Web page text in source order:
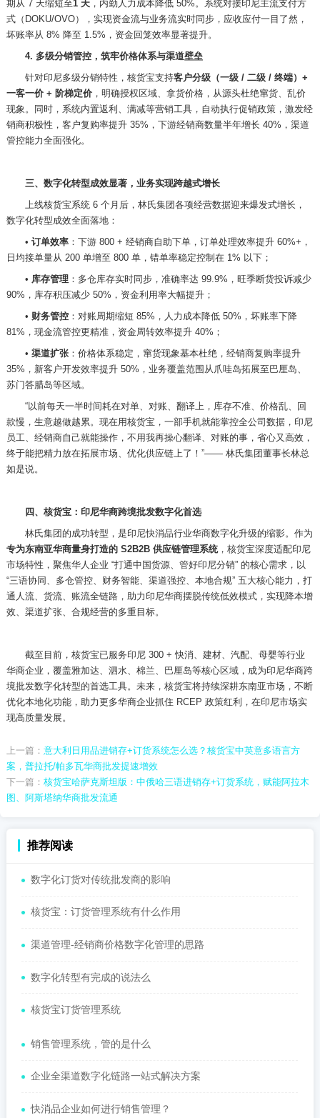
期从 7 天缩短至 1 天，内勤人力成本降低 50%。系统对接印尼主流支付方
式（DOKU/OVO），实现资金流与业务流实时同步，应收应付一目了然，
坏账率从 8% 降至 1.5%，资金回笼效率显著提升。
4. 多级分销管控，筑牢价格体系与渠道壁垒
针对印尼多级分销特性，核货宝支持客户分级（一级 / 二级 / 终端）+
一客一价 + 阶梯定价，明确授权区域、拿货价格，从源头杜绝窜货、乱价
现象。同时，系统内置返利、满减等营销工具，自动执行促销政策，激发经
销商积极性，客户复购率提升 35%，下游经销商数量半年增长 40%，渠道
管控能力全面强化。
三、数字化转型成效显著，业务实现跨越式增长
上线核货宝系统 6 个月后，林氏集团各项经营数据迎来爆发式增长，
数字化转型成效全面落地：
• 订单效率：下游 800 + 经销商自助下单，订单处理效率提升 60%+，
日均接单量从 200 单增至 800 单，错单率稳定控制在 1% 以下；
• 库存管理：多仓库存实时同步，准确率达 99.9%，旺季断货投诉减少
90%，库存积压减少 50%，资金利用率大幅提升；
• 财务管控：对账周期缩短 85%，人力成本降低 50%，坏账率下降
81%，现金流管控更精准，资金周转效率提升 40%；
• 渠道扩张：价格体系稳定，窜货现象基本杜绝，经销商复购率提升
35%，新客户开发效率提升 50%，业务覆盖范围从爪哇岛拓展至巴厘岛、
苏门答腊岛等区域。
“以前每天一半时间耗在对单、对账、翻译上，库存不准、价格乱、回
款慢，生意越做越累。现在用核货宝，一部手机就能掌控全公司数据，印尼
员工、经销商自己就能操作，不用我再操心翻译、对账的事，省心又高效，
终于能把精力放在拓展市场、优化供应链上了！”—— 林氏集团董事长林总
如是说。
四、核货宝：印尼华商跨境批发数字化首选
林氏集团的成功转型，是印尼快消品行业华商数字化升级的缩影。作为
专为东南亚华商量身打造的 S2B2B 供应链管理系统，核货宝深度适配印尼
市场特性，聚焦华人企业 “打通中国货源、管好印尼分销” 的核心需求，以
“三语协同、多仓管控、财务智能、渠道强控、本地合规” 五大核心能力，打
通人流、货流、账流全链路，助力印尼华商摆脱传统低效模式，实现降本增
效、渠道扩张、合规经营的多重目标。
截至目前，核货宝已服务印尼 300 + 快消、建材、汽配、母婴等行业
华商企业，覆盖雅加达、泗水、棉兰、巴厘岛等核心区域，成为印尼华商跨
境批发数字化转型的首选工具。未来，核货宝将持续深耕东南亚市场，不断
优化本地化功能，助力更多华商企业抓住 RCEP 政策红利，在印尼市场实
现高质量发展。
上一篇： 意大利日用品进销存+订货系统怎么选？核货宝中英意多语言方
案，普拉托/帕多瓦华商批发提速增效
下一篇： 核货宝哈萨克斯坦版：中俄哈三语进销存+订货系统，赋能阿拉木
图、阿斯塔纳华商批发流通
推荐阅读
数字化订货对传统批发商的影响
核货宝：订货管理系统有什么作用
渠道管理-经销商价格数字化管理的思路
数字化转型有完成的说法么
核货宝订货管理系统
销售管理系统，管的是什么
企业全渠道数字化链路一站式解决方案
快消品企业如何进行销售管理？